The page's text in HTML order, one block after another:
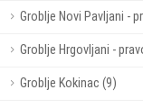
Groblje Novi Pavljani -
Groblje Hrgovljani -
Groblje Kokinac (9)